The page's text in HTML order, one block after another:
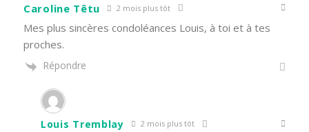
Caroline Têtu 2 mois plus tôt
Mes plus sincères condoléances Louis, à toi et à tes
proches.
Répondre
Louis Tremblay 2 mois plus tôt